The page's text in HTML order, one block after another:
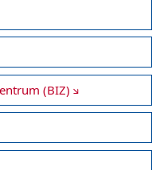
(BIZ)